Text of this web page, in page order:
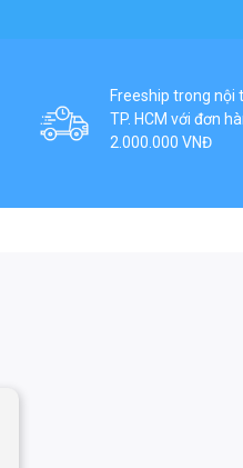
Freeship trong nội
TP. HCM với đơn
2.000.000 VNĐ